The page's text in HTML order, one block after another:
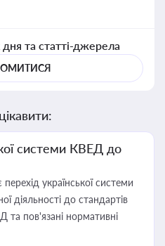
та статті-джерела
системи КВЕД до
української системи
діяльності до стандартів
та пов'язані нормативні